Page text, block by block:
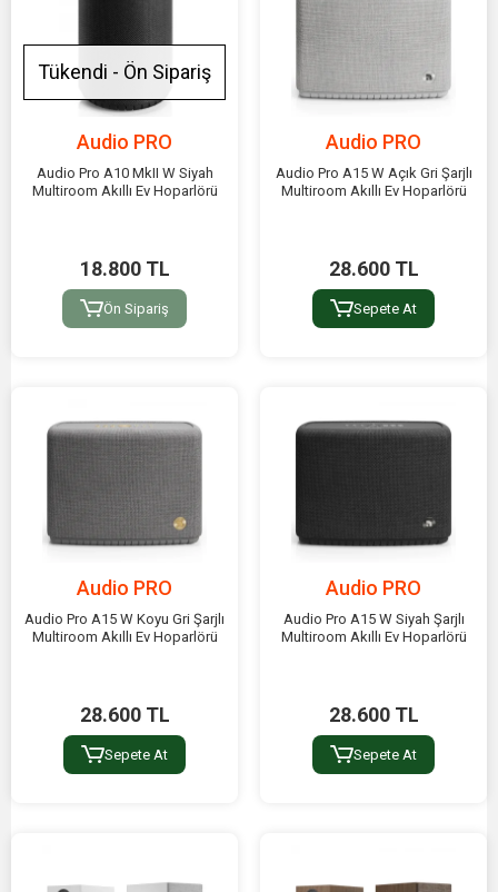
Tükendi - Ön Sipariş
Audio PRO
Audio Pro A10 MkII W Siyah
Multiroom Akıllı Ev Hoparlörü
18.800 TL
Ön Sipariş
Audio PRO
Audio Pro A15 W Açık Gri Şarjlı
Multiroom Akıllı Ev Hoparlörü
28.600 TL
Sepete At
Audio PRO
Audio Pro A15 W Koyu Gri Şarjlı
Multiroom Akıllı Ev Hoparlörü
28.600 TL
Sepete At
Audio PRO
Audio Pro A15 W Siyah Şarjlı
Multiroom Akıllı Ev Hoparlörü
28.600 TL
Sepete At